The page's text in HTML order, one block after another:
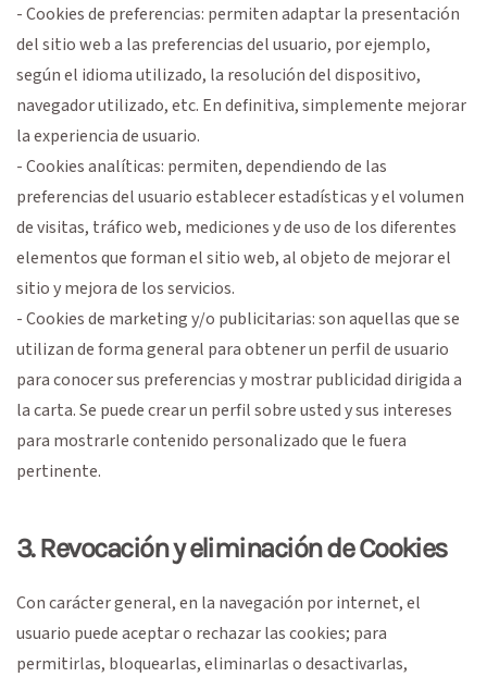
- Cookies de preferencias: permiten adaptar la presentación
del sitio web a las preferencias del usuario, por ejemplo,
según el idioma utilizado, la resolución del dispositivo,
navegador utilizado, etc. En definitiva, simplemente mejorar
la experiencia de usuario.
- Cookies analíticas: permiten, dependiendo de las
preferencias del usuario establecer estadísticas y el volumen
de visitas, tráfico web, mediciones y de uso de los diferentes
elementos que forman el sitio web, al objeto de mejorar el
sitio y mejora de los servicios.
- Cookies de marketing y/o publicitarias: son aquellas que se
utilizan de forma general para obtener un perfil de usuario
para conocer sus preferencias y mostrar publicidad dirigida a
la carta. Se puede crear un perfil sobre usted y sus intereses
para mostrarle contenido personalizado que le fuera
pertinente.
3. Revocación y eliminación de Cookies
Con carácter general, en la navegación por internet, el
usuario puede aceptar o rechazar las cookies; para
permitirlas, bloquearlas, eliminarlas o desactivarlas,